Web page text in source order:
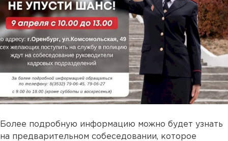
Более подробную информацию можно будет узнать
на предварительном собеседовании, которое